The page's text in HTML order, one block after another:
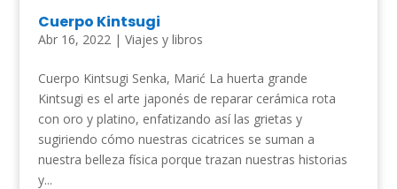
Cuerpo Kintsugi
Abr 16, 2022 | Viajes y libros
Cuerpo Kintsugi Senka, Marić La huerta grande
Kintsugi es el arte japonés de reparar cerámica rota
con oro y platino, enfatizando así las grietas y
sugiriendo cómo nuestras cicatrices se suman a
nuestra belleza física porque trazan nuestras historias
y...